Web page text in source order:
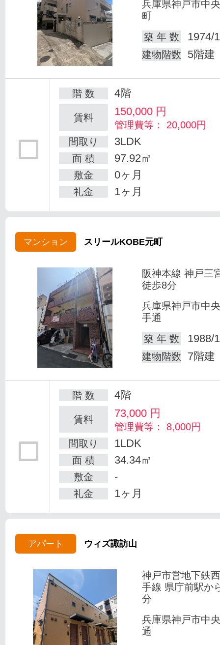
兵庫県神戸市中
町
築 年 数
1974/
建物階数 5階建
階 数 4階
賃料 150,000 円
管理費等： 20,000円
間取り
3LDK
面 積 97.92㎡
敷金 0ヶ月
礼金 1ヶ月
マンション スリールKOBE元町
阪神本線 神戸三
徒歩8分
兵庫県神戸市中
手通
築 年 数
1988/
建物階数 7階建
階 数 4階
賃料 73,000 円
管理費等： 8,000円
間取り
1LDK
面 積 34.34㎡
敷金 -
礼金 1ヶ月
アパート ウィズ諏訪山
神戸市営地下鉄
手線 県庁前駅か
分
兵庫県神戸市中
通